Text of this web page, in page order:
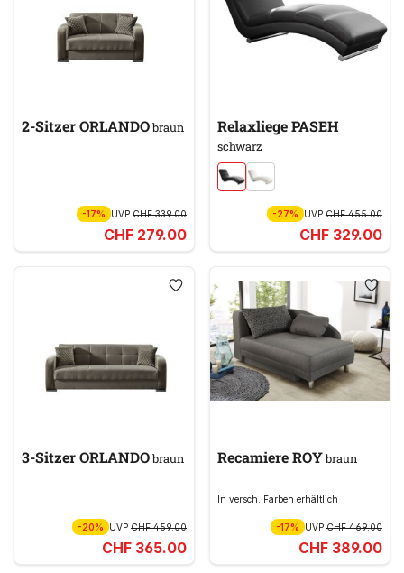
2-Sitzer ORLANDObraun
-17% UVP CHF 339.00
CHF 279.00
Relaxliege PASEH
schwarz
-27% UVPCHF 455.00
CHF 329.00
3-Sitzer ORLANDObraun
-20% UVP CHF 459.00
CHF 365.00
Recamiere ROYbraun
In versch. Farben erhältlich
-17% UVPCHF 469.00
CHF 389.00